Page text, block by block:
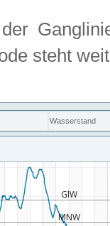
steht